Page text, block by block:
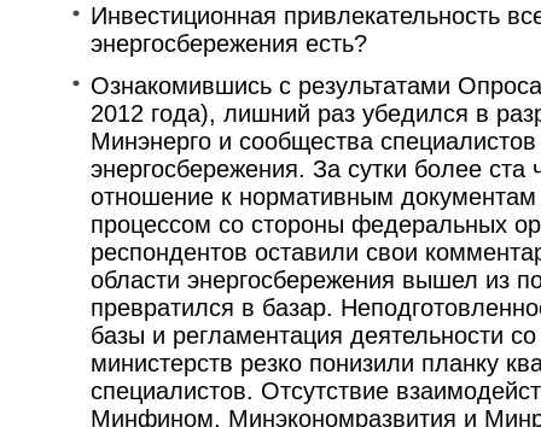
Инвестиционная привлекательность
энергосбережения есть?
Ознакомившись с результатами
2012 года), лишний раз убедился в
Минэнерго и сообщества
энергосбережения. За сутки более ста
отношение к нормативным
процессом со стороны федеральных
респондентов оставили свои
области энергосбережения вышел из
превратился в базар.
базы и регламентация деятельности
министерств резко понизили планку
специалистов. Отсутствие
Минфином, Минэкономразвития и